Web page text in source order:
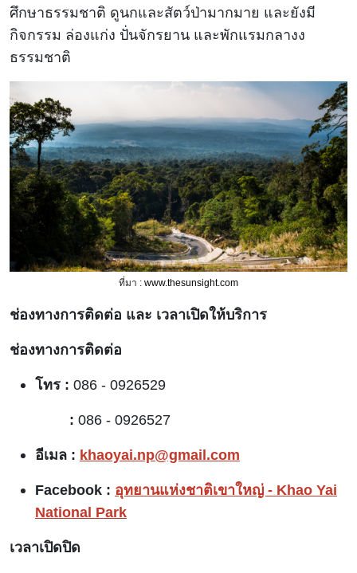
ศึกษาธรรมชาติ ดูนกและสัตว์ป่ามากมาย และยังมี
กิจกรรม ล่องแก่ง ปั่นจักรยาน และพักแรมกลางง
ธรรมชาติ
ที่มา : www.thesunsight.com
ช่องทางการติดต่อ และ เวลาเปิดให้บริการ
ช่องทางการติดต่อ
โทร : 086 - 0926529
: 086 - 0926527
อีเมล : khaoyai.np@gmail.com
Facebook : อุทยานแห่งชาติเขาใหญ่ - Khao Yai
National Park
เวลาเปิดปิด